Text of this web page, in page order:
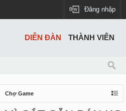
Đăng nhập
Chợ Game
DIỄN ĐÀN THÀNH VIÊN